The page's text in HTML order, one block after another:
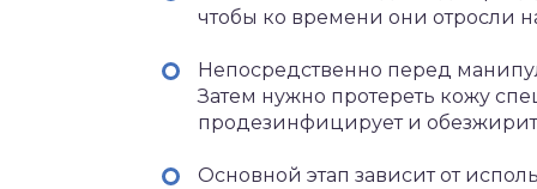
чтобы ко времени они отросли
Непосредственно перед
Затем нужно протереть кожу
продезинфицирует и
Основной этап зависит от